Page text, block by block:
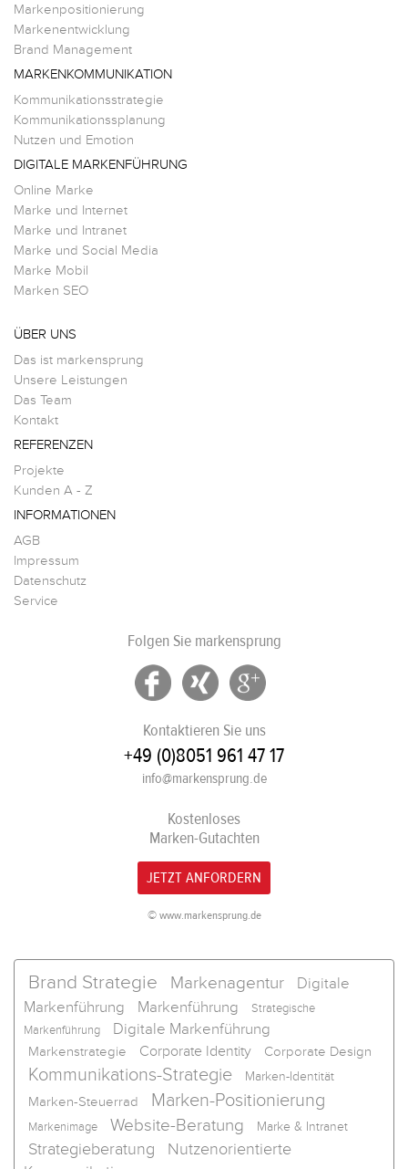
Markenpositionierung
Markenentwicklung
Brand Management
MARKENKOMMUNIKATION
Kommunikationsstrategie
Kommunikationssplanung
Nutzen und Emotion
DIGITALE MARKENFÜHRUNG
Online Marke
Marke und Internet
Marke und Intranet
Marke und Social Media
Marke Mobil
Marken SEO
ÜBER UNS
Das ist markensprung
Unsere Leistungen
Das Team
Kontakt
REFERENZEN
Projekte
Kunden A - Z
INFORMATIONEN
AGB
Impressum
Datenschutz
Service
Folgen Sie markensprung
Kontaktieren Sie uns
+49 (0)8051 961 47 17
info@markensprung.de
Kostenloses
Marken-Gutachten
JETZT ANFORDERN
© www.markensprung.de
Brand Strategie Markenagentur
Digitale
Markenführung
Markenführung
Strategische
Markenführung
Digitale Markenführung
Markenstrategie Corporate Identity Corporate Design
Kommunikations-Strategie Marken-Identität
Marken-Steuerrad Marken-Positionierung
Markenimage Website-Beratung Marke & Intranet
Strategieberatung
Nutzenorientierte